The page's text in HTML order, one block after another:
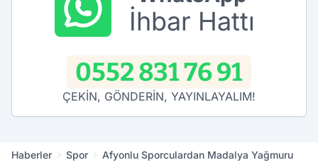
İhbar Hattı
0552 831 76 91
ÇEKİN, GÖNDERİN, YAYINLAYALIM!
Haberler Spor Afyonlu Sporculardan Madalya Yağmuru